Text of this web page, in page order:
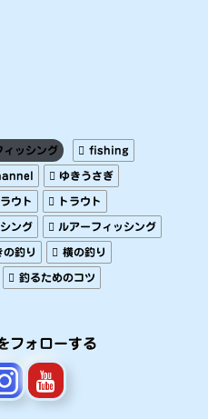
ィッシング fishing
ゆきうさぎ
ウト トラウト
ング ルアーフィッシング
の釣り 横の釣り
釣るためのコツ
フォローする